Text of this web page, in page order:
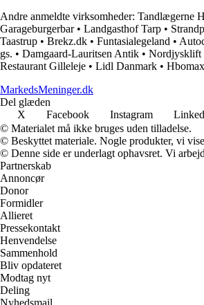
Andre anmeldte virksomheder: Tandlægerne
Garageburgerbar• Landgasthof Tarp •
Taastrup • Brekz.dk • Funtasialegeland •
gs. • Damgaard-Lauritsen Antik • Nordjysklift
Restaurant Gilleleje • Lidl Danmark • Hbomax
MarkedsMeninger.dk
Del glæden
X
Facebook Instagram
© Materialet må ikke bruges uden tilladelse.
© Beskyttet materiale. Nogle produkter, vi
© Denne side er underlagt ophavsret. Vi
Partnerskab
Annoncør
Donor
Formidler
Allieret
Pressekontakt
Henvendelse
Sammenhold
Bliv opdateret
Modtag nyt
Deling